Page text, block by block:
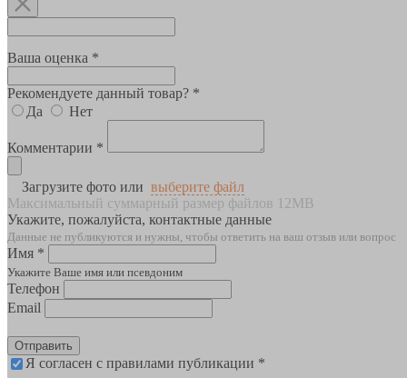
Ваша оценка *
Рекомендуете данный товар? *
Да
Нет
Комментарии *
Загрузите фото или выберите файл
Максимальный суммарный размер файлов 12MB
Укажите, пожалуйста, контактные данные
Данные не публикуются и нужны, чтобы ответить на ваш отзыв или вопрос
Имя *
Укажите Ваше имя или псевдоним
Телефон
Email
Отправить
Я согласен с правилами публикации *